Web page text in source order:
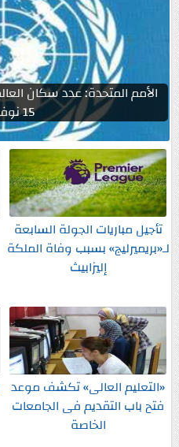
15 نوفمبر...
تأجيل مباريات الجولة السابعة
لـ«بريميرليج» بسبب وفاة الملكة
إليزابيث
«التعليم العالى» تكشف موعد
فتح باب التقديم فى الجامعات
الخاصة